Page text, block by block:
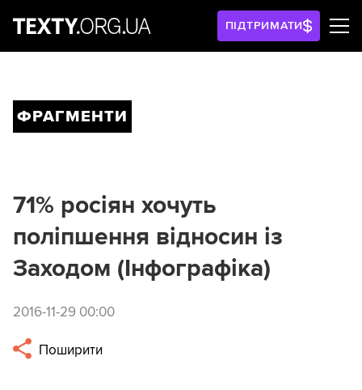
ПІДТРИМАТИ
ФРАГМЕНТИ
71% росіян хочуть
поліпшення відносин із
Заходом (Інфографіка)
2016-11-29 00:00
Поширити